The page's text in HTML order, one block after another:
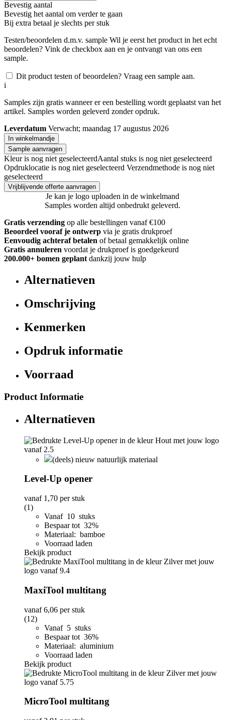
Bevestig aantal
Bevestig het aantal om verder te gaan
Bij extra betaal je slechts per stuk
Testen/beoordelen d.m.v. sample Wil je eerst het product in het echt
beoordelen? Vink de checkbox aan en je ontvangt van ons een
sample.
Dit product testen of beoordelen? Vraag een sample aan.
i
Samples zijn gratis wanneer er een bestelling wordt geplaatst van het
artikel. Samples worden geleverd zonder opdruk.
Leverdatum Verwacht; maandag 17 augustus 2026
In winkelmandje
Sample aanvragen
Kleur is nog niet geselecteerdAantal stuks is nog niet geselecteerd
Opdruklocatie is nog niet geselecteerd Verzendmethode is nog niet
geselecteerd
Vrijblijvende offerte aanvragen
Je kan je logo uploaden in de winkelmand
Samples worden altijd onbedrukt geleverd.
Gratis verzending op alle bestellingen vanaf €100
Beoordeel vooraf je ontwerp via je gratis drukproef
Eenvoudig achteraf betalen of betaal gemakkelijk online
Gratis annuleren voordat je drukproef is goedgekeurd
200.000+ bomen geplant dankzij jouw hulp
Alternatieven
Omschrijving
Kenmerken
Opdruk informatie
Voorraad
Product Informatie
Alternatieven
(deels) nieuw natuurlijk materiaal
Level-Up opener
vanaf 1,70 per stuk
(1)
Vanaf 10 stuks
Bespaar tot 32%
Materiaal: bamboe
Voorraad laden
Bekijk product
MaxiTool multitang
vanaf6,06 per stuk
(12)
Vanaf 5 stuks
Bespaar tot 36%
Materiaal: aluminium
Voorraad laden
Bekijk product
MicroTool multitang